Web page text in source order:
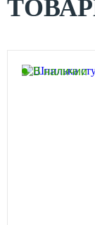
В наличии